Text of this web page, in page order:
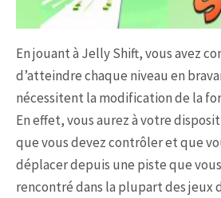
En jouant à Jelly Shift, vous avez
d’atteindre chaque niveau en
nécessitent la modification de la
En effet, vous aurez à votre
que vous devez contrôler et que
déplacer depuis une piste que
rencontré dans la plupart des jeux